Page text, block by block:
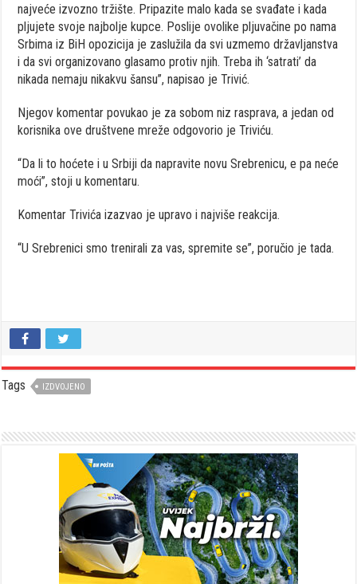
najveće izvozno tržište. Pripazite malo kada se svađate i kada
pljujete svoje najbolje kupce. Poslije ovolike pljuvačine po nama
Srbima iz BiH opozicija je zaslužila da svi uzmemo državljanstva
i da svi organizovano glasamo protiv njih. Treba ih ‘satrati’ da
nikada nemaju nikakvu šansu”, napisao je Trivić.
Njegov komentar povukao je za sobom niz rasprava, a jedan od
korisnika ove društvene mreže odgovorio je Triviću.
“Da li to hoćete i u Srbiji da napravite novu Srebrenicu, e pa neće
moći”, stoji u komentaru.
Komentar Trivića izazvao je upravo i najviše reakcija.
“U Srebrenici smo trenirali za vas, spremite se”, poručio je tada.
Tags IZDVOJENO